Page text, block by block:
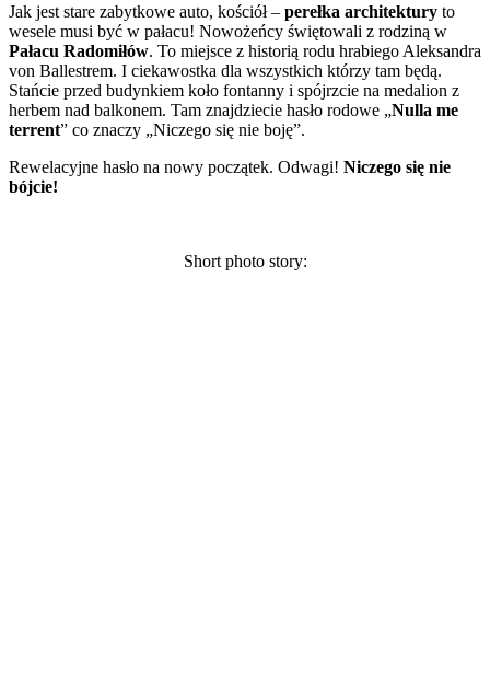
Jak jest stare zabytkowe auto, kościół – perełka architektury to
wesele musi być w pałacu! Nowożeńcy świętowali z rodziną w
Pałacu Radomiłów. To miejsce z historią rodu hrabiego Aleksandra
von Ballestrem. I ciekawostka dla wszystkich którzy tam będą.
Stańcie przed budynkiem koło fontanny i spójrzcie na medalion z
herbem nad balkonem. Tam znajdziecie hasło rodowe „Nulla me
terrent” co znaczy „Niczego się nie boję”.
Rewelacyjne hasło na nowy początek. Odwagi! Niczego się nie
bójcie!
Short photo story: